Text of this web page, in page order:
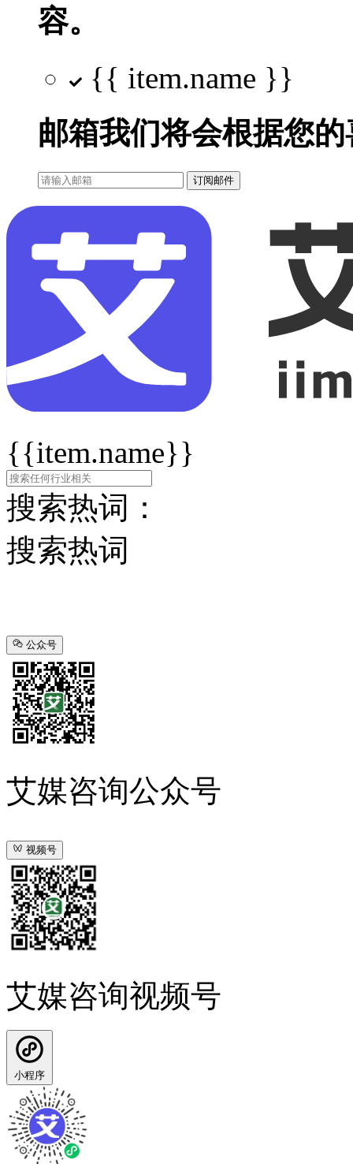
容。
{{ item.name }}
邮箱我们将会根据您
订阅邮件
{{item.name}}
搜索热词：
搜索热词
公众号
艾媒咨询公众号
视频号
艾媒咨询视频号
小程序